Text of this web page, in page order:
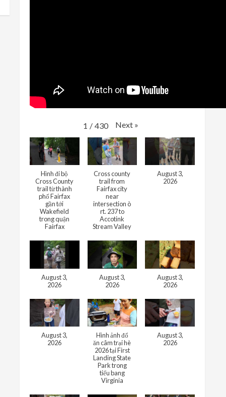
1 / 430 Next »
Hình đi bộ
Cross County
trail từ thành
phố Fairfax
gần tới
Wakefield
trong quận
Fairfax
Cross county
trail from
Fairfax city
near
intersection ò
rt. 237 to
Accotink
Stream Valley
August 3,
2026
August 3,
2026
August 3,
2026
August 3,
2026
August 3,
2026
Hình ảnh đổ
ăn câm trại hè
2026 tại First
Landing State
Park trong
tiểu bang
Virginia
August 3,
2026